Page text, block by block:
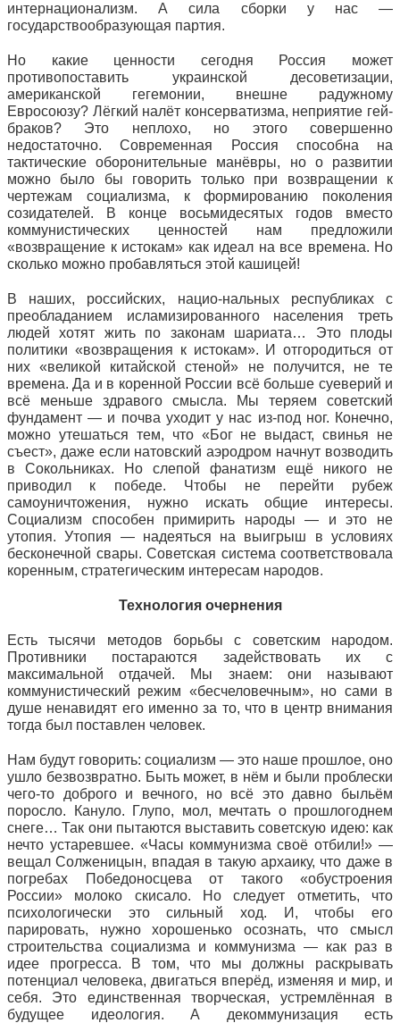
интернационализм. А сила сборки у нас —
государствообразующая партия.
Но какие ценности сегодня Россия может
противопоставить украинской десоветизации,
американской гегемонии, внешне радужному
Евросоюзу? Лёгкий налёт консерватизма, неприятие гей-
браков? Это неплохо, но этого совершенно
недостаточно. Современная Россия способна на
тактические оборонительные манёвры, но о развитии
можно было бы говорить только при возвращении к
чертежам социализма, к формированию поколения
созидателей. В конце восьмидесятых годов вместо
коммунистических ценностей нам предложили
«возвращение к истокам» как идеал на все времена. Но
сколько можно пробавляться этой кашицей!
В наших, российских, нацио-нальных республиках с
преобладанием исламизированного населения треть
людей хотят жить по законам шариата… Это плоды
политики «возвращения к истокам». И отгородиться от
них «великой китайской стеной» не получится, не те
времена. Да и в коренной России всё больше суеверий и
всё меньше здравого смысла. Мы теряем советский
фундамент — и почва уходит у нас из-под ног. Конечно,
можно утешаться тем, что «Бог не выдаст, свинья не
съест», даже если натовский аэродром начнут возводить
в Сокольниках. Но слепой фанатизм ещё никого не
приводил к победе. Чтобы не перейти рубеж
самоуничтожения, нужно искать общие интересы.
Социализм способен примирить народы — и это не
утопия. Утопия — надеяться на выигрыш в условиях
бесконечной свары. Советская система соответствовала
коренным, стратегическим интересам народов.
Технология очернения
Есть тысячи методов борьбы с советским народом.
Противники постараются задействовать их с
максимальной отдачей. Мы знаем: они называют
коммунистический режим «бесчеловечным», но сами в
душе ненавидят его именно за то, что в центр внимания
тогда был поставлен человек.
Нам будут говорить: социализм — это наше прошлое, оно
ушло безвозвратно. Быть может, в нём и были проблески
чего-то доброго и вечного, но всё это давно быльём
поросло. Кануло. Глупо, мол, мечтать о прошлогоднем
снеге… Так они пытаются выставить советскую идею: как
нечто устаревшее. «Часы коммунизма своё отбили!» —
вещал Солженицын, впадая в такую архаику, что даже в
погребах Победоносцева от такого «обустроения
России» молоко скисало. Но следует отметить, что
психологически это сильный ход. И, чтобы его
парировать, нужно хорошенько осознать, что смысл
строительства социализма и коммунизма — как раз в
идее прогресса. В том, что мы должны раскрывать
потенциал человека, двигаться вперёд, изменяя и мир, и
себя. Это единственная творческая, устремлённая в
будущее идеология. А декоммунизация есть